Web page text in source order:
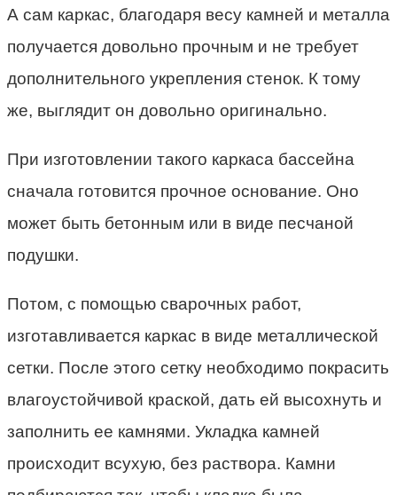
А сам каркас, благодаря весу камней и металла
получается довольно прочным и не требует
дополнительного укрепления стенок. К тому
же, выглядит он довольно оригинально.
При изготовлении такого каркаса бассейна
сначала готовится прочное основание. Оно
может быть бетонным или в виде песчаной
подушки.
Потом, с помощью сварочных работ,
изготавливается каркас в виде металлической
сетки. После этого сетку необходимо покрасить
влагоустойчивой краской, дать ей высохнуть и
заполнить ее камнями. Укладка камней
происходит всухую, без раствора. Камни